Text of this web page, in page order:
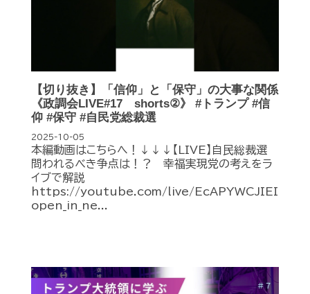
【切り抜き】「信仰」と「保守」の大事な関係
《政調会LIVE#17 shorts②》 #トランプ #信
仰 #保守 #自民党総裁選
2025-10-05
本編動画はこちらへ！↓↓↓【LIVE】自民総裁選
問われるべき争点は！？ 幸福実現党の考えをラ
イブで解説
https://youtube.com/live/EcAPYWCJIEI
open_in_ne...